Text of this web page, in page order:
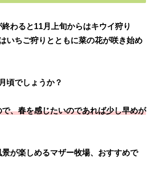
わると11月上旬からはキウイ狩り
いちご狩りとともに菜の花が咲き始め
頃でしょうか？
、春を感じたいのであれば少し早めが
が楽しめるマザー牧場、おすすめで